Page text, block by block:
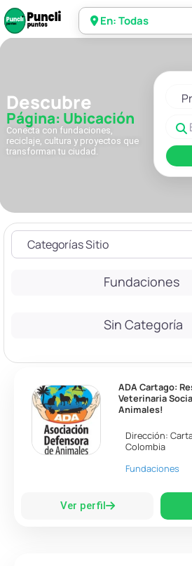
En: Todas
Descubre
Página: Ubicación
Conecta con fundaciones,
reciclaje, cultura y proyectos que
transforman tu ciudad.
Fundaciones
Sin Categoría
ADA Cartago:
Veterinaria
Animales!
Dirección:
Colombia
Fundaciones
Ver perfil